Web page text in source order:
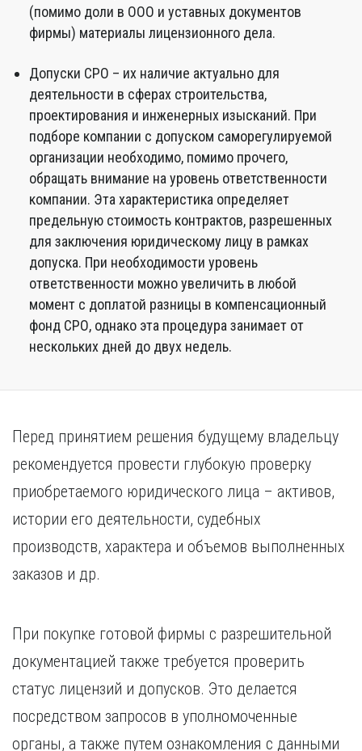
(помимо доли в ООО и уставных документов
фирмы) материалы лицензионного дела.
Допуски СРО – их наличие актуально для
деятельности в сферах строительства,
проектирования и инженерных изысканий. При
подборе компании с допуском саморегулируемой
организации необходимо, помимо прочего,
обращать внимание на уровень ответственности
компании. Эта характеристика определяет
предельную стоимость контрактов, разрешенных
для заключения юридическому лицу в рамках
допуска. При необходимости уровень
ответственности можно увеличить в любой
момент с доплатой разницы в компенсационный
фонд СРО, однако эта процедура занимает от
нескольких дней до двух недель.
Перед принятием решения будущему владельцу
рекомендуется провести глубокую проверку
приобретаемого юридического лица – активов,
истории его деятельности, судебных
производств, характера и объемов выполненных
заказов и др.
При покупке готовой фирмы с разрешительной
документацией также требуется проверить
статус лицензий и допусков. Это делается
посредством запросов в уполномоченные
органы, а также путем ознакомления с данными